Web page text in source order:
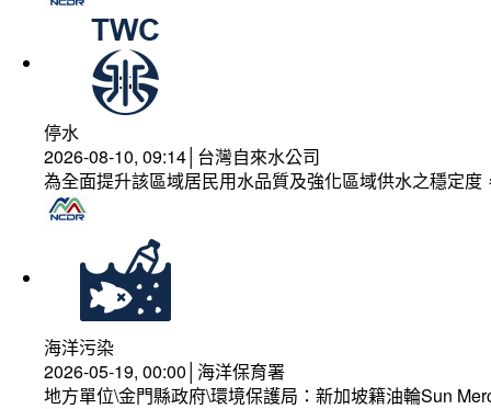
停水
2026-08-10, 09:14│台灣自來水公司
為全面提升該區域居民用水品質及強化區域供水之穩定
海洋污染
2026-05-19, 00:00│海洋保育署
地方單位\金門縣政府\環境保護局：新加坡籍油輪Sun